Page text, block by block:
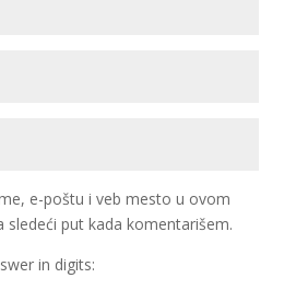
e-poštu i veb mesto u ovom
sledeći put kada komentarišem.
in digits: